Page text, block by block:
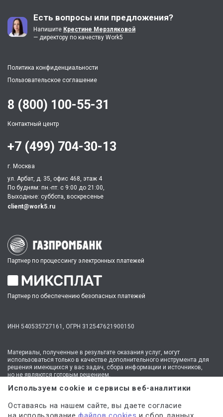
Есть вопросы или предложения?
Напишите Крестине Мерзляковой
— директору по качеству Work5
Политика конфиденциальности
Пользовательское соглашение
Партнер по процессингу электронных платежей
Партнер по обеспечению безопасных платежей
ИНН 540535727161, ОГРН 312547621900150
8 (800) 100-55-31
Контактный центр
+7 (499) 704-30-13
г. Москва
ул. Арбат, д. 35, офис 468, этаж 4
По будням: пн.-пт. c 9:00 до 21:00,
Выходные: суббота, воскресенье
client@work5.ru
Материалы, полученные в результате оказания услуг, могут
использоваться только в качестве дополнительного инструмента для
решения имеющихся у вас задач, сбора информации и источников,
но не являются готовым решением.
* №1 на рынке консультационных услуг для студентов по количеству
стационарных офисов-филиалов в 14 городах России (от Иркутска до
вся Россия.
Используем cookie и сервисы веб-аналитики
Оставаясь на нашем сайте, вы даете согласие